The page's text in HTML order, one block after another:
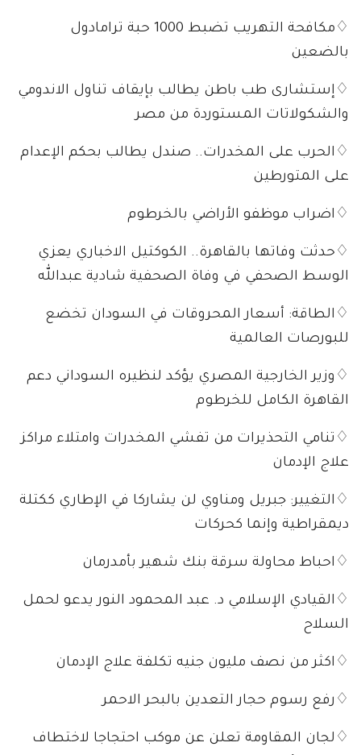
♢مكافحة التهريب تضبط 1000 حبة ترامادول
بالضعين
♢إستشارى طب باطن يطالب بإيقاف تناول الاندومي
والشكولاتات المستوردة من مصر
♢الحرب على المخدرات.. صندل يطالب بحكم الإعدام
على المتورطين
♢اضراب موظفو الأراضي بالخرطوم
♢حدثت وفاتها بالقاهرة.. الكوكتيل الاخباري يعزي
الوسط الصحفي في وفاة الصحفية شادية عبدالله
♢الطاقة: أسعار المحروقات في السودان تخضع
للبورصات العالمية
♢وزير الخارجية المصري يؤكد لنظيره السوداني دعم
القاهرة الكامل للخرطوم
♢تنامي التحذيرات من تفشي المخدرات وامتلاء مراكز
علاج الإدمان
♢التغيير: جبريل ومناوي لن يشاركا في الإطاري ككتلة
ديمقراطية وإنما كحركات
♢احباط محاولة سرقة بنك شهير بأمدرمان
♢القيادي الإسلامي د. عبد المحمود النور يدعو لحمل
السلاح
♢اكثر من نصف مليون جنيه تكلفة علاج الإدمان
♢رفع رسوم حجار التعدين بالبحر الاحمر
♢لجان المقاومة تعلن عن موكب احتجاجا لاختطاف